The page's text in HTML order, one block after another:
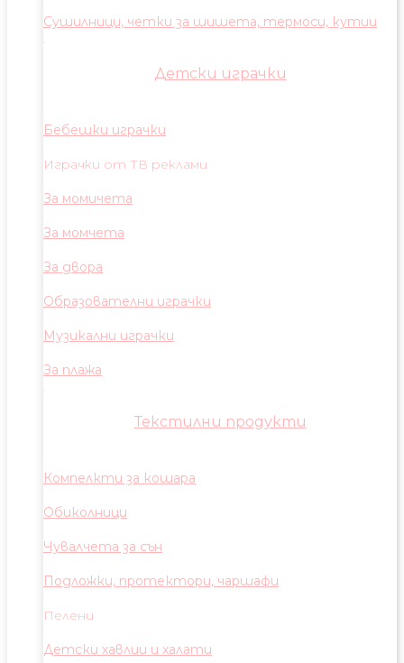
Сушилници, четки за шишета, термоси, кутии
Детски играчки
Бебешки играчки
Играчки от ТВ реклами
За момичета
За момчета
За двора
Образователни играчки
Музикални играчки
За плажа
Текстилни продукти
Компелкти за кошара
Обиколници
Чувалчета за сън
Подложки, протектори, чаршафи
Пелени
Детски хавлии и халати